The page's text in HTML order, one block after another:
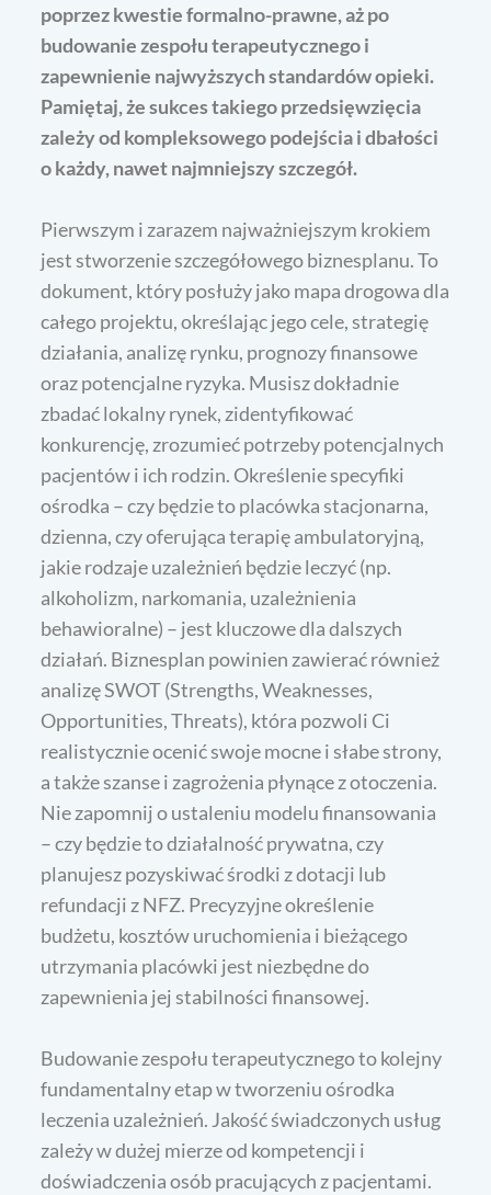
poprzez kwestie formalno-prawne, aż po
budowanie zespołu terapeutycznego i
zapewnienie najwyższych standardów opieki.
Pamiętaj, że sukces takiego przedsięwzięcia
zależy od kompleksowego podejścia i dbałości
o każdy, nawet najmniejszy szczegół.
Pierwszym i zarazem najważniejszym krokiem
jest stworzenie szczegółowego biznesplanu. To
dokument, który posłuży jako mapa drogowa dla
całego projektu, określając jego cele, strategię
działania, analizę rynku, prognozy finansowe
oraz potencjalne ryzyka. Musisz dokładnie
zbadać lokalny rynek, zidentyfikować
konkurencję, zrozumieć potrzeby potencjalnych
pacjentów i ich rodzin. Określenie specyfiki
ośrodka – czy będzie to placówka stacjonarna,
dzienna, czy oferująca terapię ambulatoryjną,
jakie rodzaje uzależnień będzie leczyć (np.
alkoholizm, narkomania, uzależnienia
behawioralne) – jest kluczowe dla dalszych
działań. Biznesplan powinien zawierać również
analizę SWOT (Strengths, Weaknesses,
Opportunities, Threats), która pozwoli Ci
realistycznie ocenić swoje mocne i słabe strony,
a także szanse i zagrożenia płynące z otoczenia.
Nie zapomnij o ustaleniu modelu finansowania
– czy będzie to działalność prywatna, czy
planujesz pozyskiwać środki z dotacji lub
refundacji z NFZ. Precyzyjne określenie
budżetu, kosztów uruchomienia i bieżącego
utrzymania placówki jest niezbędne do
zapewnienia jej stabilności finansowej.
Budowanie zespołu terapeutycznego to kolejny
fundamentalny etap w tworzeniu ośrodka
leczenia uzależnień. Jakość świadczonych usług
zależy w dużej mierze od kompetencji i
doświadczenia osób pracujących z pacjentami.